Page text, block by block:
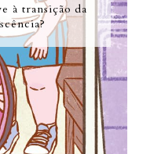
à transição da